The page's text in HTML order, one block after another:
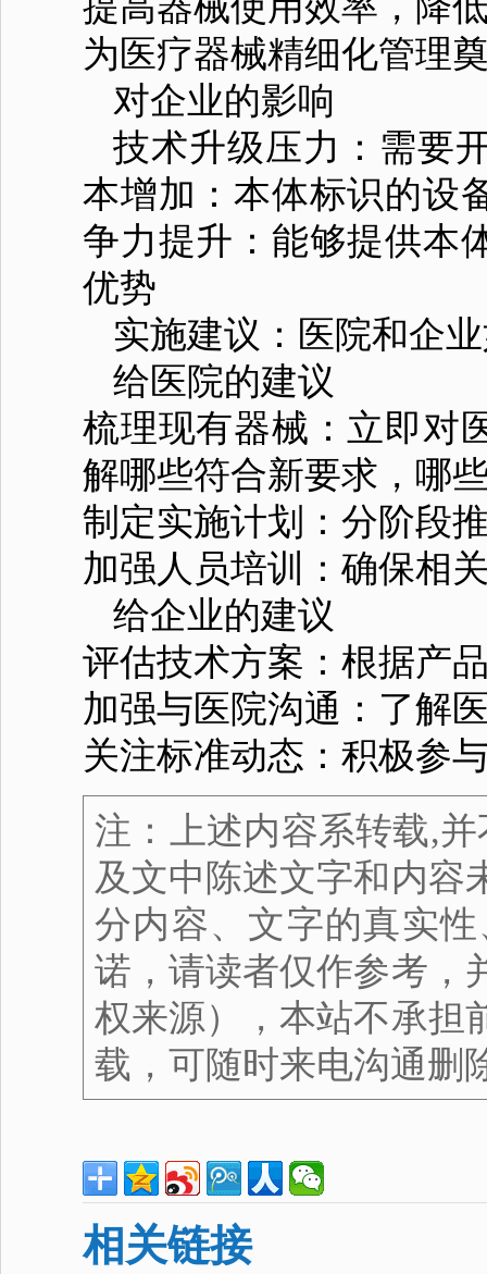
为医疗器械精细化管理
对企业的影响
技术升级压力：需要
本增加：本体标识的设
争力提升：能够提供本
优势
实施建议：医院和企
给医院的建议
梳理现有器械：立即对
解哪些符合新要求，哪
制定实施计划：分阶段
加强人员培训：确保相
给企业的建议
评估技术方案：根据产
加强与医院沟通：了解
关注标准动态：积极参
注：上述内容系转载,
及文中陈述文字和内容
分内容、文字的真实
诺，请读者仅作参考，
权来源），本站不承担
载，可随时来电沟通删
相关链接